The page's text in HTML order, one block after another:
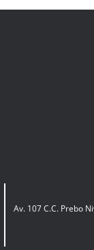
Av. 107 C.C. Prebo